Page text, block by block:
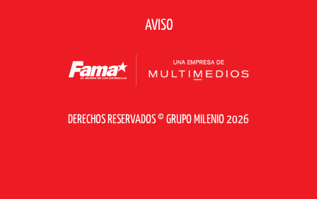
AVISO
DERECHOS RESERVADOS © GRUPO MILENIO 2026